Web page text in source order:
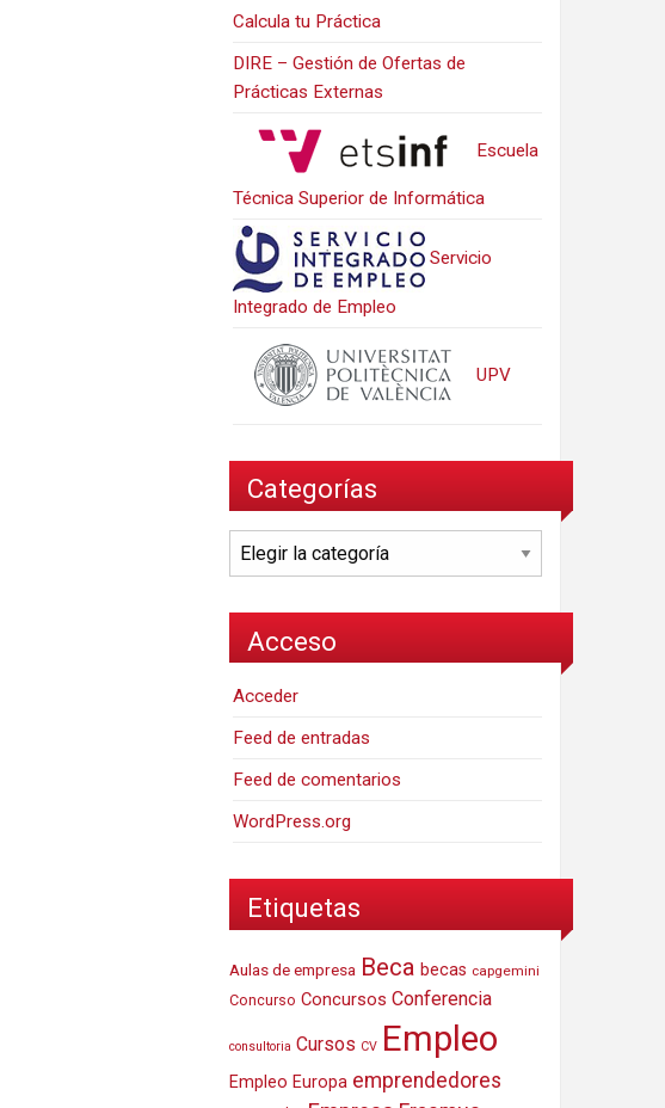
Calcula tu Práctica
DIRE – Gestión de Ofertas de
Prácticas Externas
Escuela
Técnica Superior de Informática
Servicio
Integrado de Empleo
UPV
Categorías
Categorías
Acceso
Acceder
Feed de entradas
Feed de comentarios
WordPress.org
Etiquetas
Aulas de empresa Beca becas capgemini
Concurso Concursos Conferencia
consultoria Cursos CV Empleo
Empleo Europa emprendedores